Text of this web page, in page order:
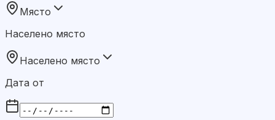
Място
Населено място
Населено място
Дата от